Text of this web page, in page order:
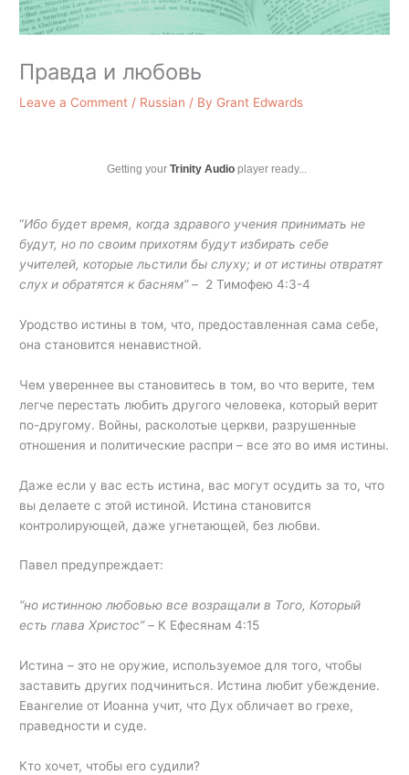
Правда и любовь
Leave a Comment / Russian / By Grant Edwards
Getting your Trinity Audioplayer ready...
“Ибо будет время, когда здравого учения принимать не
будут, но по своим прихотям будут избирать себе
учителей, которые льстили бы слуху; и от истины отвратят
слух и обратятся к басням” – 2 Тимофею 4:3-4
Уродство истины в том, что, предоставленная сама себе,
она становится ненавистной.
Чем увереннее вы становитесь в том, во что верите, тем
легче перестать любить другого человека, который верит
по-другому. Войны, расколотые церкви, разрушенные
отношения и политические распри – все это во имя истины.
Даже если у вас есть истина, вас могут осудить за то, что
вы делаете с этой истиной. Истина становится
контролирующей, даже угнетающей, без любви.
Павел предупреждает:
“но истинною любовью все возращали в Того, Который
есть глава Христос” – К Ефесянам 4:15
Истина – это не оружие, используемое для того, чтобы
заставить других подчиниться. Истина любит убеждение.
Евангелие от Иоанна учит, что Дух обличает во грехе,
праведности и суде.
Кто хочет, чтобы его судили?